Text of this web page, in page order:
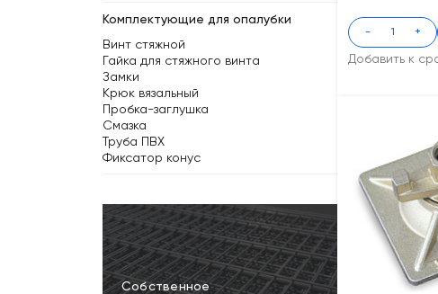
Комплектующие для опалубки
Винт стяжной
Гайка для стяжного винта
Замки
Крюк вязальный
Пробка-заглушка
Смазка
Труба ПВХ
Фиксатор конус
Собственное
Добавить к
- +